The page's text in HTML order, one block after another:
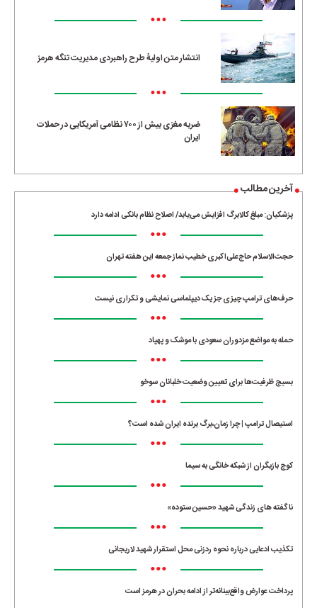
•••
انتشار متن اولیۀ طرح راهبردی مدیریت تنگه هرمز
•••
ضربه مغزی بیش از ۷۰۰ نظامی آمریکایی در حملات
ایران
آخرین مطالب
پزشکیان: مبلغ کالابرگ افزایش می‌یابد/ اصلاح نظام بانکی ادامه دارد
•••
حجت‌الاسلام حاج‌علی‌اکبری خطیب نماز جمعه این هفته تهران
•••
حرف‌های ترامپ چیزی جز یک دیپلماسی نمایشی و تکراری نیست
•••
حمله به مواضع مزدوران سعودی با موشک و پهپاد
•••
بسیج ظرفیت‌ها برای تعیین وضعیت خلبانان سوخو
•••
استیصال ترامپ | چرا زمان،برگ برنده ایران شده است؟
•••
کوچ بازیگران از شبکه خانگی به سیما
•••
ناگفته های زندگی شهید «حسین ستوده»
•••
تکذیب ادعایی درباره نحوه ردزنی محل استقرار شهید لاریجانی
•••
پرداخت عوارض واقع‌بینانه‌تر از ادامه بحران در هرمز است